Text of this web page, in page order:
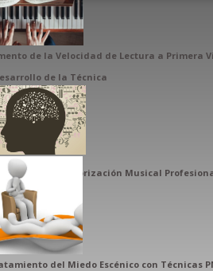
de la Técnica
de la Velocidad de Lectura a Primera
Organizado
Sistema de Memorización Musical
del Miedo Escénico con Técnicas